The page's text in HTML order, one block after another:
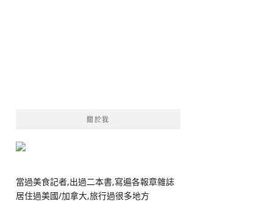
關於我
當過美食記者,出過二本書,寫遍各報章雜誌
居住過美國/加拿大,旅行過很多地方